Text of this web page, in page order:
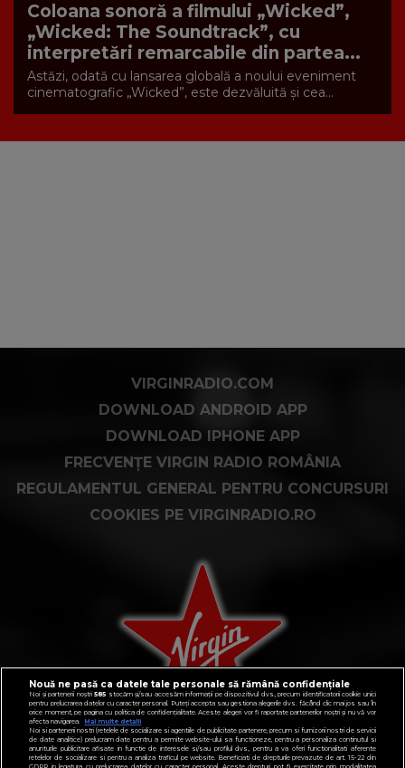
Coloana sonoră a filmului „Wicked”,
„Wicked: The Soundtrack”, cu
interpretări remarcabile din partea...
Astăzi, odată cu lansarea globală a noului eveniment
cinematografic „Wicked”, este dezvăluită și cea...
VIRGINRADIO.COM
DOWNLOAD ANDROID APP
DOWNLOAD IPHONE APP
FRECVENȚE VIRGIN RADIO ROMÂNIA
REGULAMENTUL GENERAL PENTRU CONCURSURI
COOKIES PE VIRGINRADIO.RO
Nouă ne pasă ca datele tale personale să rămână confidențiale
Noi și partenerii noștri585 stocăm și/sau accesăm informații pe dispozitivul dvs., precum identificatorii cookie unici
pentru prelucrarea datelor cu caracter personal. Puteți accepta sau gestiona alegerile dvs. făcând clic mai jos sau în
orice moment, pe pagina cu politica de confidențialitate. Aceste alegeri vor fi raportate partenerilor noștri și nu vă vor
afecta navigarea.
Mai multe detalii
Noi si partenerii nostri (retelele de socializare si agentiile de publicitate partenere, precum si furnizorii nostri de servicii
de date analitice) prelucram date pentru a permite website-ului sa functioneze, pentru a personaliza continutul si
anunturile publicitare afisate in functie de interesele si/sau profilul dvs., pentru a va oferi functionalitati aferente
retelelor de socializare si pentru a analiza traficul pe website. Beneficiati de drepturile prevazute de art. 15-22 din